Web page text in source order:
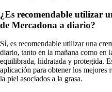
¿Es recomendable utilizar
de Mercadona a diario?
Sí, es recomendable utilizar una
diario, tanto en la mañana como en
equilibrada, hidratada y protegida.
aplicación para obtener los mejores
la piel asociados a la grasa.